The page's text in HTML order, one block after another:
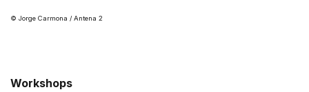
© Jorge Carmona / Antena 2
Workshops